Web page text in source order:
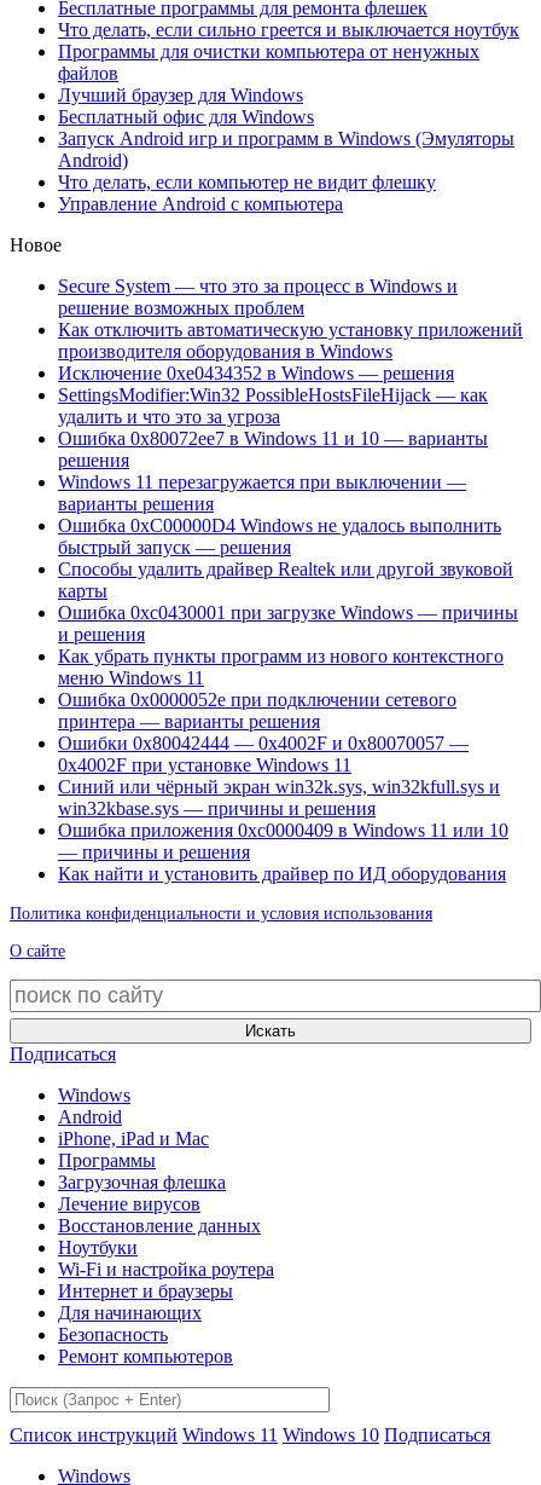
Бесплатные программы для ремонта флешек
Что делать, если сильно греется и выключается ноутбук
Программы для очистки компьютера от ненужных
файлов
Лучший браузер для Windows
Бесплатный офис для Windows
Запуск Android игр и программ в Windows (Эмуляторы
Android)
Что делать, если компьютер не видит флешку
Управление Android с компьютера
Новое
Secure System — что это за процесс в Windows и
решение возможных проблем
Как отключить автоматическую установку приложений
производителя оборудования в Windows
Исключение 0xe0434352 в Windows — решения
SettingsModifier:Win32 PossibleHostsFileHijack — как
удалить и что это за угроза
Ошибка 0x80072ee7 в Windows 11 и 10 — варианты
решения
Windows 11 перезагружается при выключении —
варианты решения
Ошибка 0xC00000D4 Windows не удалось выполнить
быстрый запуск — решения
Способы удалить драйвер Realtek или другой звуковой
карты
Ошибка 0xc0430001 при загрузке Windows — причины
и решения
Как убрать пункты программ из нового контекстного
меню Windows 11
Ошибка 0x0000052e при подключении сетевого
принтера — варианты решения
Ошибки 0x80042444 — 0x4002F и 0x80070057 —
0x4002F при установке Windows 11
Синий или чёрный экран win32k.sys, win32kfull.sys и
win32kbase.sys — причины и решения
Ошибка приложения 0xc0000409 в Windows 11 или 10
— причины и решения
Как найти и установить драйвер по ИД оборудования
Политика конфиденциальности и условия использования
О сайте
Искать
Подписаться
Windows
Android
iPhone, iPad и Mac
Программы
Загрузочная флешка
Лечение вирусов
Восстановление данных
Ноутбуки
Wi-Fi и настройка роутера
Интернет и браузеры
Для начинающих
Безопасность
Ремонт компьютеров
Список инструкций Windows 11 Windows 10 Подписаться
Windows